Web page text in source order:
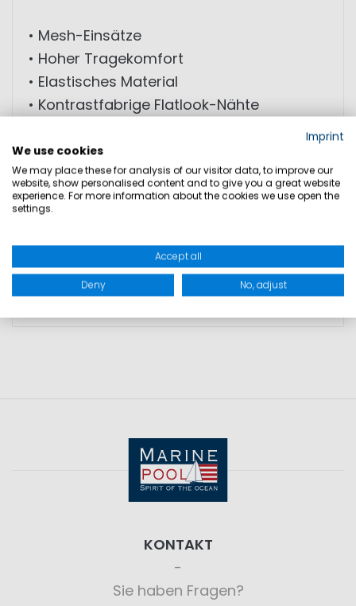
• Mesh-Einsätze
• Hoher Tragekomfort
• Elastisches Material
• Kontrastfabrige Flatlook-Nähte
• Hoher Kragen
• UV-Schutz
• Marinepool DryTechnology
GRÖSSEN
PRODUKTSICHERHEIT
KONTAKT
Sie haben Fragen?
Imprint
We use cookies
We may place these for analysis of our visitor data, to improve our
website, show personalised content and to give you a great website
experience. For more information about the cookies we use open the
settings.
Accept all
Deny No, adjust